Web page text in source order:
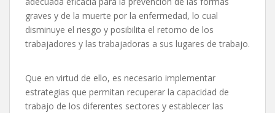
graves y de la muerte por la enfermedad, lo cual
disminuye el riesgo y posibilita el retorno de los
trabajadores y las trabajadoras a sus lugares de trabajo.
Que en virtud de ello, es necesario implementar
estrategias que permitan recuperar la capacidad de
trabajo de los diferentes sectores y establecer las